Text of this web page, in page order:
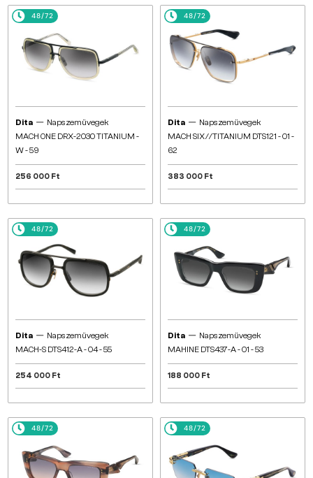
48/72
Dita — Napszemüvegek
MACH ONE DRX-2030 TITANIUM -
W - 59
256 000 Ft
48/72
Dita — Napszemüvegek
MACH SIX//TITANIUM DTS121 - 01 -
62
383 000 Ft
48/72
Dita — Napszemüvegek
MACH-S DTS412-A - 04 - 55
254 000 Ft
48/72
Dita — Napszemüvegek
MAHINE DTS437-A - 01 - 53
188 000 Ft
48/72 48/72